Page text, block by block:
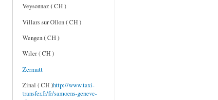
Veysonnaz ( CH )
Villars sur Ollon ( CH )
Wengen ( CH )
Wiler ( CH )
Zermatt
Zinal ( CH )http://www.taxi-
transfer.fr/fr/samoens-geneve-